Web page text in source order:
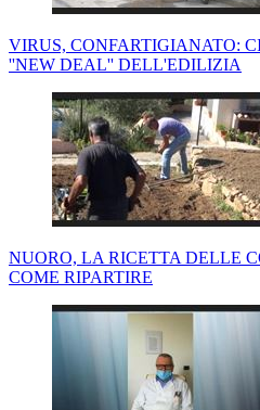
VIRUS, CONFARTIGIANATO:
''NEW DEAL'' DELL'EDILIZIA
NUORO, LA RICETTA DELLE
COME RIPARTIRE